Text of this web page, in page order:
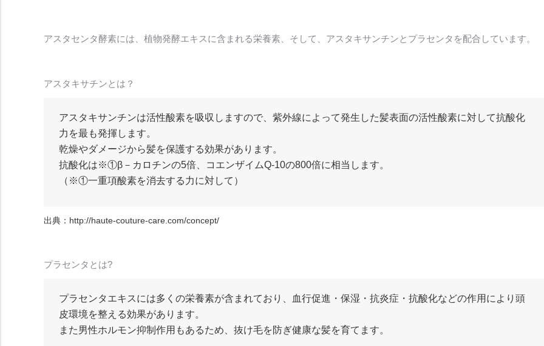
アスタセンタ酵素には、植物発酵エキスに含まれる栄養素、そして、アスタキサンチンとプラセンタを配合しています。
アスタキサチンとは？
アスタキサンチンは活性酸素を吸収しますので、紫外線によって発生した髪表面の活性酸素に対して抗酸化
力を最も発揮します。
乾燥やダメージから髪を保護する効果があります。
抗酸化は※①β－カロチンの5倍、コエンザイムQ-10の800倍に相当します。
（※①一重項酸素を消去する力に対して）
出典： http://haute-couture-care.com/concept/
プラセンタとは?
プラセンタエキスには多くの栄養素が含まれており、血行促進・保湿・抗炎症・抗酸化などの作用により頭
皮環境を整える効果があります。
また男性ホルモン抑制作用もあるため、抜け毛を防ぎ健康な髪を育てます。